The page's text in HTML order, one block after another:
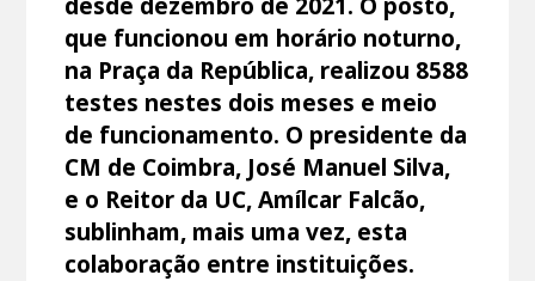
que funcionou em horário noturno,
na Praça da República, realizou 8588
testes nestes dois meses e meio
de funcionamento. O presidente da
CM de Coimbra, José Manuel Silva,
e o Reitor da UC, Amílcar Falcão,
sublinham, mais uma vez, esta
colaboração entre instituições.